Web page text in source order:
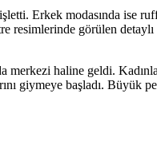
Erkek modasında ise
görülen detaylı
haline geldi.
giymeye başladı. Büyük